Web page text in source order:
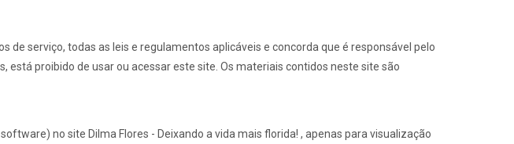
de serviço, todas as leis e regulamentos aplicáveis ​​e concorda que é responsável pelo
proibido de usar ou acessar este site. Os materiais contidos neste site são
no site Dilma Flores - Deixando a vida mais florida! , apenas para visualização